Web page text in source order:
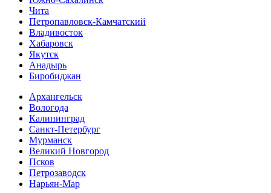
Чита
Петропавловск-Камчатский
Владивосток
Хабаровск
Якутск
Анадырь
Биробиджан
Архангельск
Вологода
Калининград
Санкт-Петербург
Мурманск
Великий Новгород
Псков
Петрозаводск
Нарьян-Мар